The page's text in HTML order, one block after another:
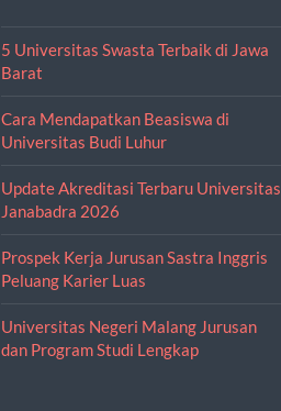
5 Universitas Swasta Terbaik di Jawa
Barat
Cara Mendapatkan Beasiswa di
Universitas Budi Luhur
Update Akreditasi Terbaru Universitas
Janabadra 2026
Prospek Kerja Jurusan Sastra Inggris
Peluang Karier Luas
Universitas Negeri Malang Jurusan
dan Program Studi Lengkap